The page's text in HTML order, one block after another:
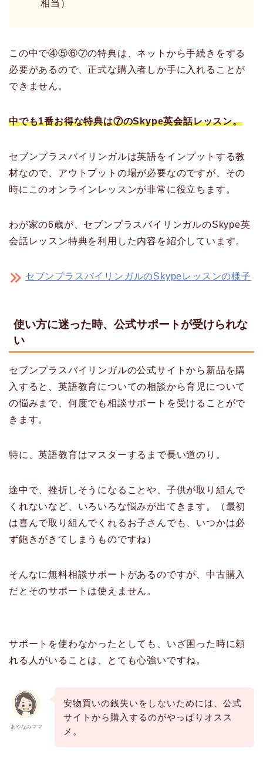
相当）
この中で④⑤⑥⑦の特典は、ネットから手続きをする
必要があるので、正式な購入者しか手に入れることが
できません。
中でも1番お得な特典は⑦のSkype英会話レッスン。
セブンプラスバイリンガルは英語をインプットする教
材なので、アウトプットの場が必要なのですが、その
時にこのオンラインレッスンが非常に役立ちます。
わが家の6歳が、セブンプラスバイリンガルのSkype英
会話レッスン特典を利用した内容を紹介しています。
セブンプラスバイリンガルのSkypeレッスンの様子
使い方に迷った時、公式サポートが受けられな
い
セブンプラスバイリンガルの公式サイトから新品を購
入すると、英語教育についての相談から育児について
の悩みまで、何度でも相談サポートを受けることがで
きます。
特に、英語教育はマスターするまで長い道のり。
途中で、挫折しそうになることや、子供が取り組んで
くれないなど、いろいろな悩みが出てきます。（最初
は喜んで取り組んでくれるお子さんでも、いつかは必
ず飽きがきてしまうものですね）
そんなに無料相談サポートがあるのですが、中古購入
だとそのサポートは使えません。
サポートを使わなかったとしても、いざ困った時に頼
れる人がいることは、とても心強いですね。
あやなみママ
安物買いの銭失いをしないためには、公式
サイトから購入するのがやっぱりオスス
メ。